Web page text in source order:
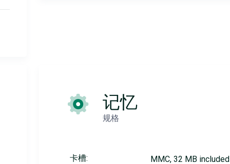
记忆
规格
卡槽: MMC, 32 MB included